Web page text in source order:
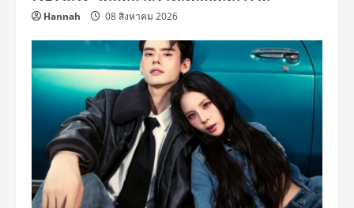
Hannah 08 สิงหาคม 2026